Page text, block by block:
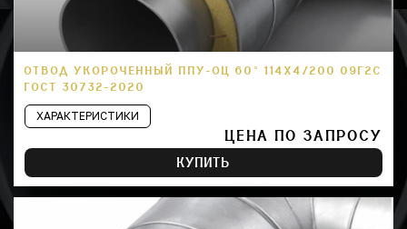
ОТВОД УКОРОЧЕННЫЙ ППУ-ОЦ 60° 114Х4/200 09Г2С
ГОСТ 30732-2020
ХАРАКТЕРИСТИКИ
ЦЕНА ПО ЗАПРОСУ
КУПИТЬ